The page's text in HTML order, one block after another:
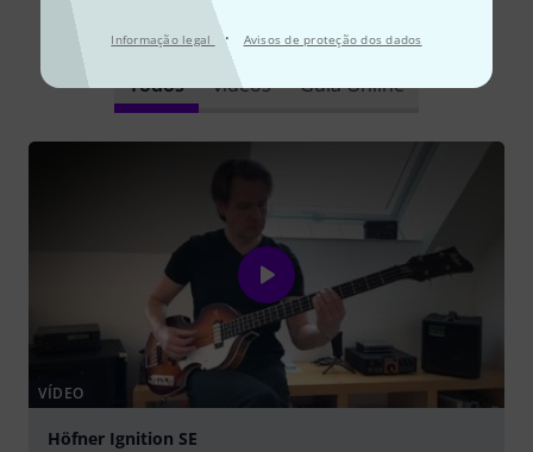
Informação legal · Avisos de proteção dos dados
Sabia?
Todos vídeos Guia Online
VÍDEO
Höfner Ignition SE